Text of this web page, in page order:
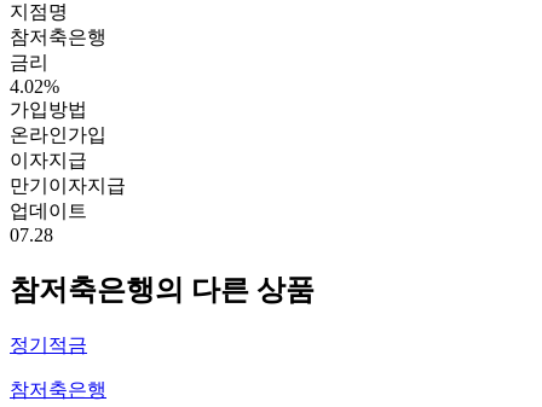
지점명
참저축은행
금리
4.02%
가입방법
온라인가입
이자지급
만기이자지급
업데이트
07.28
참저축은행의 다른 상품
정기적금
참저축은행